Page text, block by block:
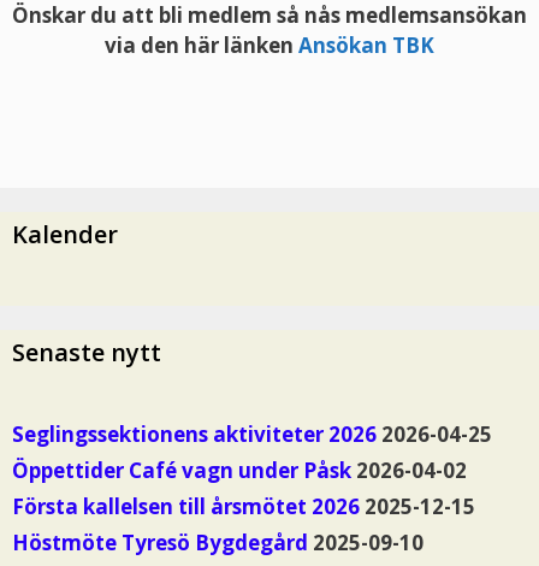
Önskar du att bli medlem så nås medlemsansökan
via den här länken Ansökan TBK
Kalender
Senaste nytt
Seglingssektionens aktiviteter 2026 2026-04-25
Öppettider Café vagn under Påsk 2026-04-02
Första kallelsen till årsmötet 2026 2025-12-15
Höstmöte Tyresö Bygdegård 2025-09-10